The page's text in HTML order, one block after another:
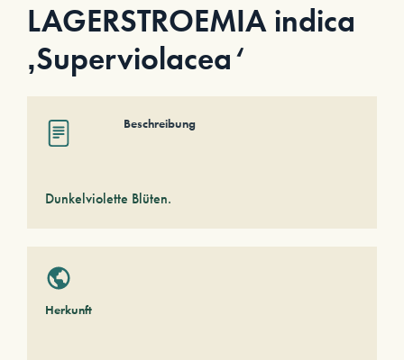
LAGERSTROEMIA indica
‚Superviolacea‘
Beschreibung
Dunkelviolette Blüten.
Herkunft